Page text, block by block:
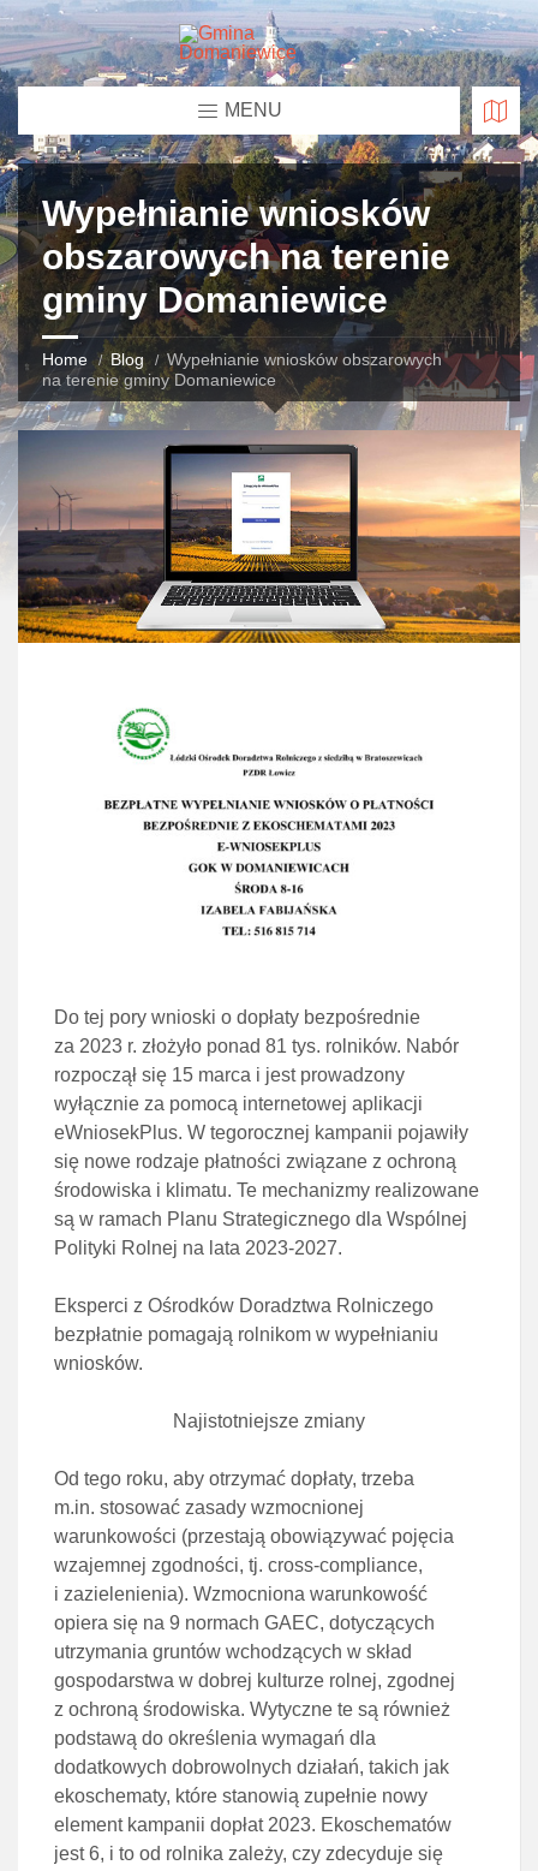
MENU
Wypełnianie wniosków
obszarowych na terenie
gminy Domaniewice
Home Blog
Wypełnianie wniosków obszarowych
na terenie gminy Domaniewice
Do tej pory wnioski o dopłaty bezpośrednie
za 2023 r. złożyło ponad 81 tys. rolników. Nabór
rozpoczął się 15 marca i jest prowadzony
wyłącznie za pomocą internetowej aplikacji
eWniosekPlus. W tegorocznej kampanii pojawiły
się nowe rodzaje płatności związane z ochroną
środowiska i klimatu. Te mechanizmy realizowane
są w ramach Planu Strategicznego dla Wspólnej
Polityki Rolnej na lata 2023-2027.
Eksperci z Ośrodków Doradztwa Rolniczego
bezpłatnie pomagają rolnikom w wypełnianiu
wniosków.
Najistotniejsze zmiany
Od tego roku, aby otrzymać dopłaty, trzeba
m.in. stosować zasady wzmocnionej
warunkowości (przestają obowiązywać pojęcia
wzajemnej zgodności, tj. cross-compliance,
i zazielenienia). Wzmocniona warunkowość
opiera się na 9 normach GAEC, dotyczących
utrzymania gruntów wchodzących w skład
gospodarstwa w dobrej kulturze rolnej, zgodnej
z ochroną środowiska. Wytyczne te są również
podstawą do określenia wymagań dla
dodatkowych dobrowolnych działań, takich jak
ekoschematy, które stanowią zupełnie nowy
element kampanii dopłat 2023. Ekoschematów
jest 6, i to od rolnika zależy, czy zdecyduje się